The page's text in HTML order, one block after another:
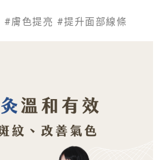
膚色提亮 #提升面部線條